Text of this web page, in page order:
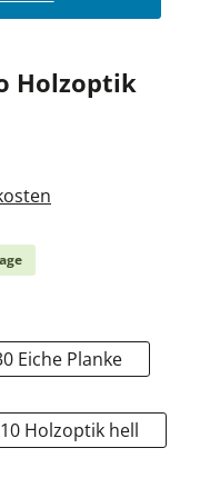
Holzoptik
Eiche Planke
Holzoptik hell